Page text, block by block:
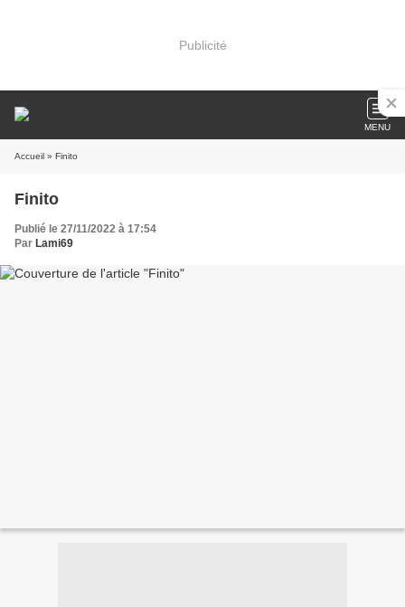
Publicité
MENU
Accueil » Finito
Finito
Publié le 27/11/2022 à 17:54
Par Lami69